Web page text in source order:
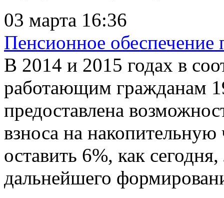
03 марта 16:36
Пенсионное
В 2014 и 2015 годах в
работающим гражданам
предоставлена
взноса на
оставить 6%, как
дальнейшего